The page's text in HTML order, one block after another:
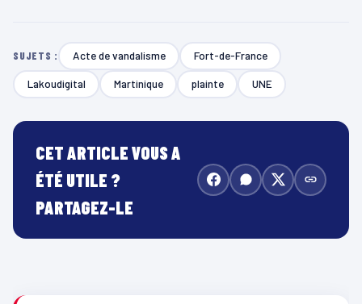
SUJETS : Acte de vandalisme Fort-de-France
Lakoudigital Martinique plainte UNE
CET ARTICLE VOUS A
ÉTÉ UTILE ?
PARTAGEZ-LE